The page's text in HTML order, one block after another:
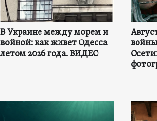
В Украине между морем и
войной: как живет Одесса
летом 2026 года. ВИДЕО